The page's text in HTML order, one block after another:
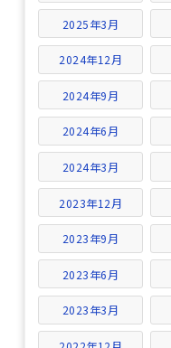
2025年3月
2024年12月
2024年9月
2024年6月
2024年3月
2023年12月
2023年9月
2023年6月
2023年3月